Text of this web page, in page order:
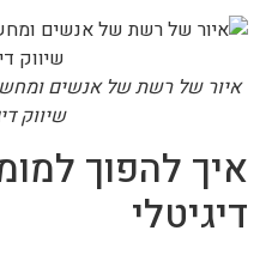
איור של רשת של אנשים
שיווק
איך להפוך
דיגיטלי